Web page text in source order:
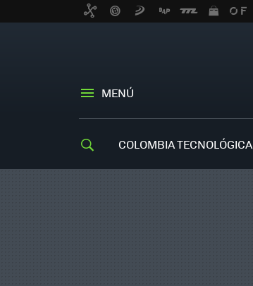
MENÚ
COLOMBIA TECNOLÓGICA